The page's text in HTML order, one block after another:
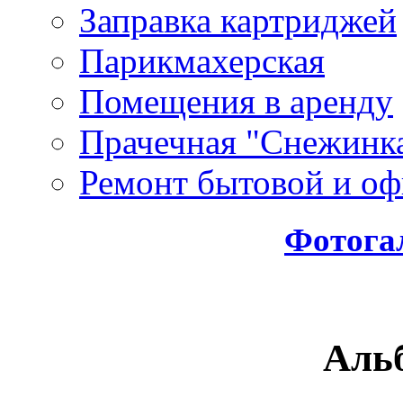
Заправка картриджей
Парикмахерская
Помещения в аренду
Прачечная
Ремонт бытовой и